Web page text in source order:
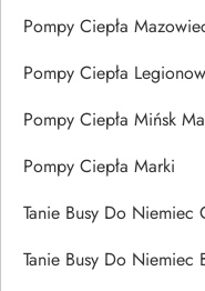
Pompy Ciepła
Pompy Ciepła
Pompy Ciepła Mińsk
Pompy Ciepła Marki
Tanie Busy Do Niemiec
Tanie Busy Do Niemiec